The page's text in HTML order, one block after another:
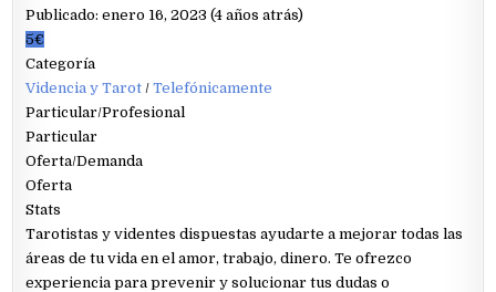
Publicado: enero 16, 2023 (4 años atrás)
5€
Categoría
Videncia y Tarot /Telefónicamente
Particular/Profesional
Particular
Oferta/Demanda
Oferta
Stats
Tarotistas y videntes dispuestas ayudarte a mejorar todas las
áreas de tu vida en el amor, trabajo, dinero. Te ofrezco
experiencia para prevenir y solucionar tus dudas o